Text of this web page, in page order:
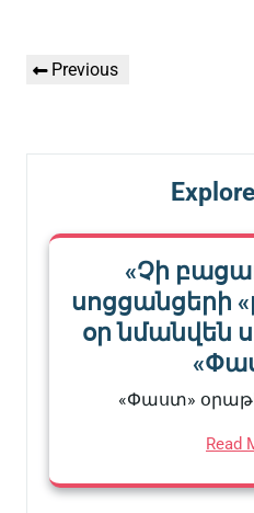
նավարկումը
Previous
Previous
«Չի
սոցցանցերի
օր նմանվեն
«Փաստ»
Read